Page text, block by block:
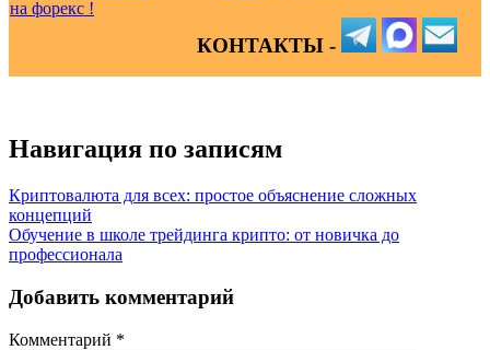
КОНТАКТЫ -
Навигация по записям
Криптовалюта для всех: простое объяснение сложных
концепций
Обучение в школе трейдинга крипто: от новичка до
профессионала
Добавить комментарий
Комментарий *